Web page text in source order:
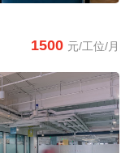
1500 元/工位/月